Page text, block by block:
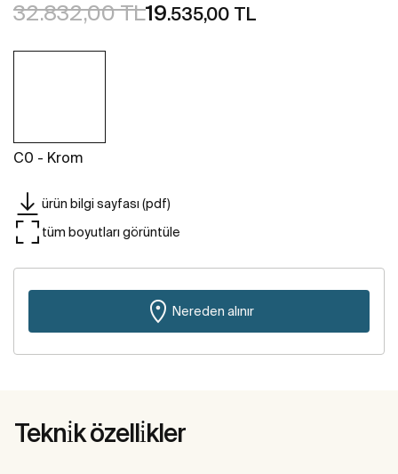
32.832,00 TL19.535,00 TL
C0 - Krom
ürün bilgi sayfası (pdf)
tüm boyutları görüntüle
Nereden alınır
Tekni̇k özelli̇kler